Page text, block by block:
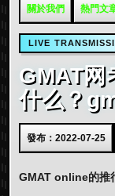
關於我們 熱門文
LIVE
GMAT网
什么？
發布：2022-07-25
GMAT online的推